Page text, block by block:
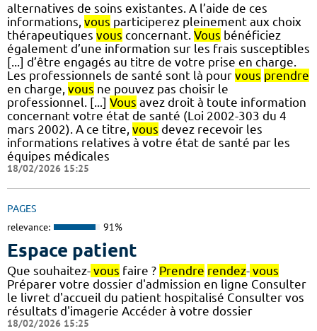
alternatives de soins existantes. A l’aide de ces
informations, vous participerez pleinement aux choix
thérapeutiques vous concernant. Vous bénéficiez
également d’une information sur les frais susceptibles
[...] d’être engagés au titre de votre prise en charge.
Les professionnels de santé sont là pour vous prendre
en charge, vous ne pouvez pas choisir le
professionnel. [...] Vous avez droit à toute information
concernant votre état de santé (Loi 2002-303 du 4
mars 2002). A ce titre, vous devez recevoir les
informations relatives à votre état de santé par les
équipes médicales
18/02/2026 15:25
PAGES
relevance: 91%
Espace patient
Que souhaitez- vous faire ? Prendre rendez- vous
Préparer votre dossier d'admission en ligne Consulter
le livret d'accueil du patient hospitalisé Consulter vos
résultats d'imagerie Accéder à votre dossier
18/02/2026 15:25